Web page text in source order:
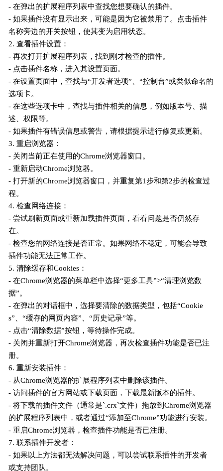
- 在弹出的扩展程序列表中查找您想要确认的插件。
- 如果插件没有显示出来，可能是因为它被禁用了。点击插件
名称旁边的开关按钮，使其变为启用状态。
2. 查看插件设置：
- 再次打开扩展程序列表，找到刚才检查的插件。
- 点击插件名称，进入其设置页面。
- 在设置页面中，查找与“开发者选项”、“控制台”或类似命名的
选项卡。
- 在这些选项卡中，查找与插件相关的信息，例如版本号、描
述、权限等。
- 如果插件有错误信息或警告，请根据提示进行修复或更新。
3. 重启浏览器：
- 关闭当前正在使用的Chrome浏览器窗口。
- 重新启动Chrome浏览器。
- 打开新的Chrome浏览器窗口，并重复第1步和第2步的检查过
程。
4. 检查网络连接：
- 尝试刷新页面或重新加载插件页面，看看问题是否仍然存
在。
- 检查您的网络连接是否正常。如果网络不稳定，可能会导致
插件功能无法正常工作。
5. 清除缓存和Cookies：
- 在Chrome浏览器的菜单栏中选择“更多工具”>“清理浏览数
据”。
- 在弹出的对话框中，选择要清除的数据类型，包括“Cookie
s”、“缓存的网页内容”、“历史记录”等。
- 点击“清除数据”按钮，等待操作完成。
- 关闭并重新打开Chrome浏览器，再次检查插件功能是否已注
册。
6. 重新安装插件：
- 从Chrome浏览器的扩展程序列表中删除该插件。
- 访问插件的官方网站或下载页面，下载最新版本的插件。
- 将下载的插件文件（通常是`.crx`文件）拖放到Chrome浏览器
的扩展程序列表中，或者通过“添加至Chrome”功能进行安装。
- 重启Chrome浏览器，检查插件功能是否已注册。
7. 联系插件开发者：
- 如果以上方法都无法解决问题，可以尝试联系插件的开发者
或支持团队。